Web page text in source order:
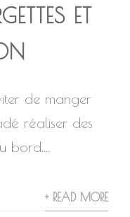
ET
de manger
réaliser des
+ READ MORE